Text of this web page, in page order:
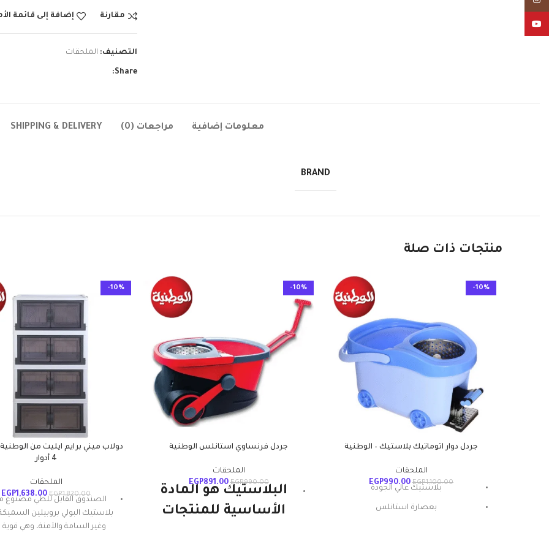
مقارنة إضافة إلى قائمة
التصنيف: الملحقات
Share:
معلومات إضافية مراجعات (0) SHIPPING & DELIVERY
BRAND
منتجات ذات صلة
-10%
جردل دوار اتوماتيك بلاستيك – الوطنية
الملحقات
EGP1,100.00
EGP990.00
بلاستيك عالي الجودة
بعصارة استانلس
-10%
جردل فرنساوي استانلس الوطنية
الملحقات
EGP990.00
EGP891.00
البلاستيك هو المادة
الأساسية للمنتجات
-10%
دولاب ميني برايم ايليت من
4 أدوار
الملحقات
EGP1,820.00
EGP1,638.00
الصندوق القابل للطي مصنوع
بلاستيك البولي بروبيلين
وغير السامة والآمنة، وهي